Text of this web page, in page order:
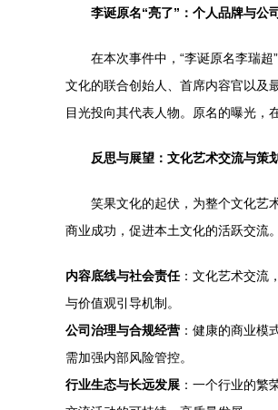
李诞原名“亮了”：个人品牌与公
在本次事件中，“李诞原名李瑞
文化的联合创始人、首席内容官以及
目光投向其代表人物。原名的曝光，
反思与展望：文化艺术交流与策
笑果文化的起伏，为整个文化艺
商业成功，促进本土文化的活跃交流
内容底线与社会责任：文化艺术交流
与价值观引导机制。
公司治理与合规经营 ：健康的商业模
需加强内部风险管控。
行业生态与长远发展 ：一个行业的